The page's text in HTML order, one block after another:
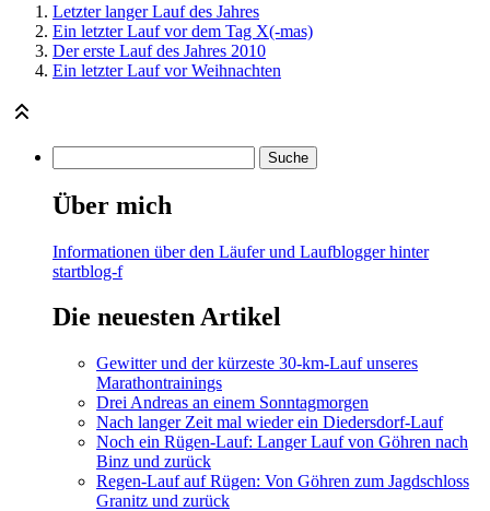
Letzter langer Lauf des Jahres
Ein letzter Lauf vor dem Tag X(-mas)
Der erste Lauf des Jahres 2010
Ein letzter Lauf vor Weihnachten
Über mich
Informationen über den Läufer und Laufblogger hinter
startblog-f
Die neuesten Artikel
Gewitter und der kürzeste 30-km-Lauf unseres
Marathontrainings
Drei Andreas an einem Sonntagmorgen
Nach langer Zeit mal wieder ein Diedersdorf-Lauf
Noch ein Rügen-Lauf: Langer Lauf von Göhren nach
Binz und zurück
Regen-Lauf auf Rügen: Von Göhren zum Jagdschloss
Granitz und zurück